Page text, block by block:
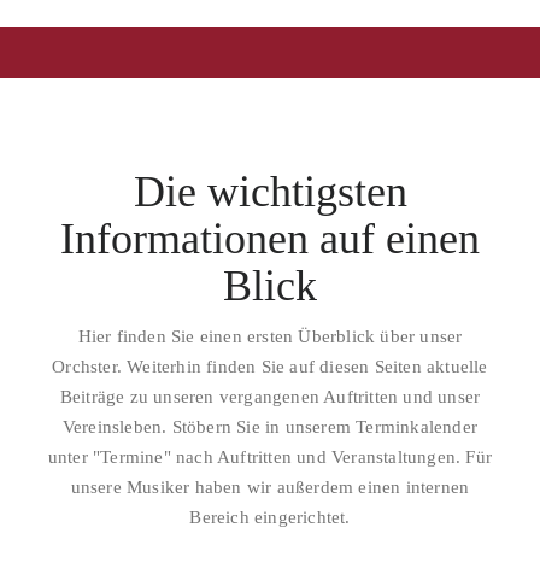
Die wichtigsten
Informationen auf einen
Blick
Hier finden Sie einen ersten Überblick über unser
Orchster. Weiterhin finden Sie auf diesen Seiten aktuelle
Beiträge zu unseren vergangenen Auftritten und unser
Vereinsleben. Stöbern Sie in unserem Terminkalender
unter "Termine" nach Auftritten und Veranstaltungen. Für
unsere Musiker haben wir außerdem einen internen
Bereich eingerichtet.